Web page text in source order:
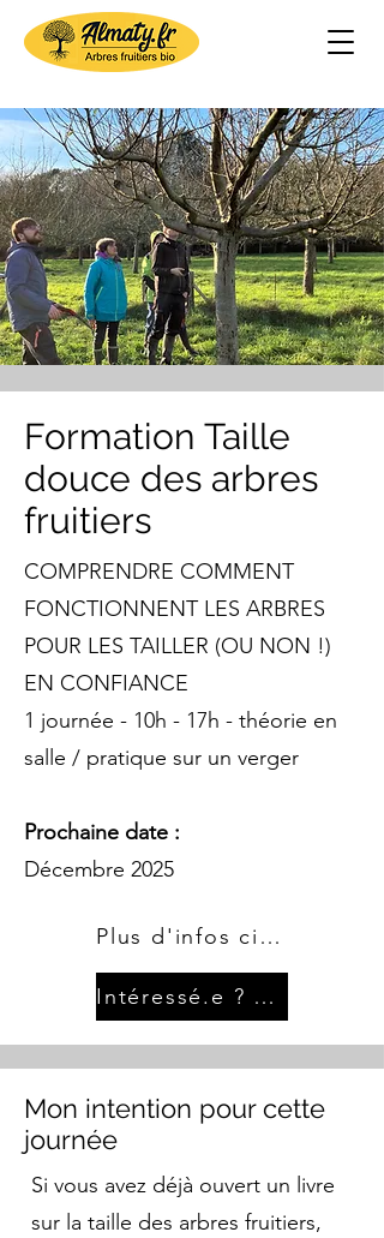
Formation Taille
douce des arbres
fruitiers
COMPRENDRE COMMENT
FONCTIONNENT LES ARBRES
POUR LES TAILLER (OU NON !)
EN CONFIANCE
1 journée - 10h - 17h - théorie en
salle / pratique sur un verger
Prochaine date :
Décembre 2025
Plus d'infos ci dessous
Intéressé.e ? Pré-inscription ici
Mon intention pour cette
journée
Si vous avez déjà ouvert un livre
sur la taille des arbres fruitiers,